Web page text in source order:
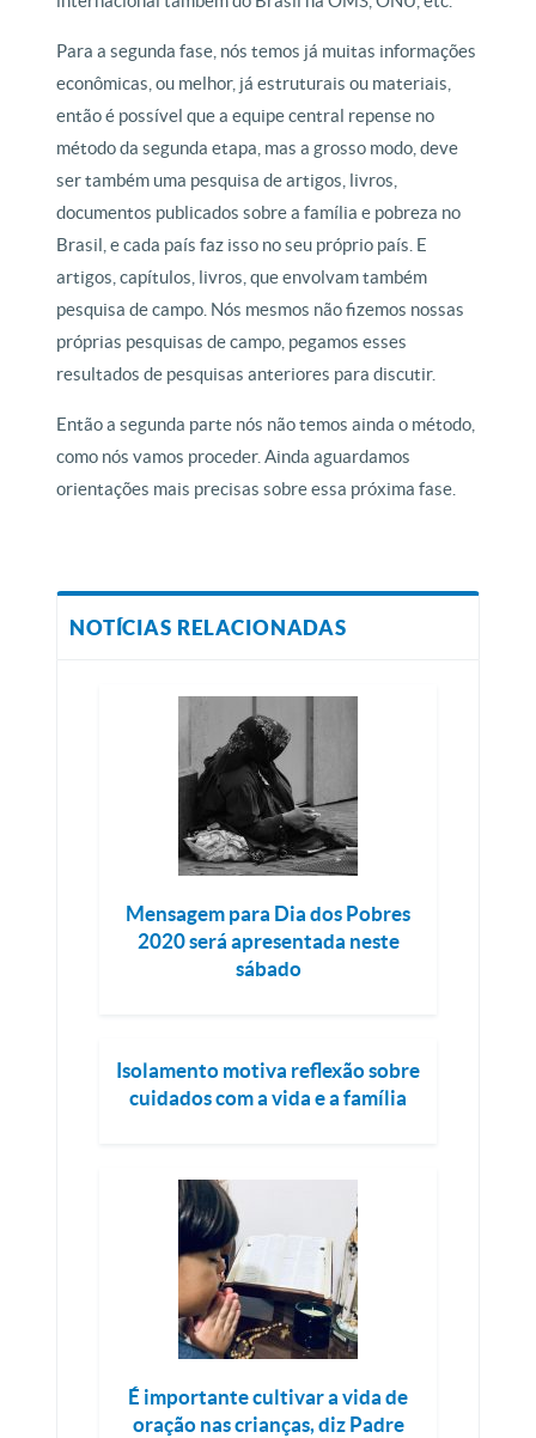
Para a segunda fase, nós temos já muitas informações
econômicas, ou melhor, já estruturais ou materiais,
então é possível que a equipe central repense no
método da segunda etapa, mas a grosso modo, deve
ser também uma pesquisa de artigos, livros,
documentos publicados sobre a família e pobreza no
Brasil, e cada país faz isso no seu próprio país. E
artigos, capítulos, livros, que envolvam também
pesquisa de campo. Nós mesmos não fizemos nossas
próprias pesquisas de campo, pegamos esses
resultados de pesquisas anteriores para discutir.
Então a segunda parte nós não temos ainda o método,
como nós vamos proceder. Ainda aguardamos
orientações mais precisas sobre essa próxima fase.
NOTÍCIAS RELACIONADAS
Mensagem para Dia dos Pobres
2020 será apresentada neste
sábado
Isolamento motiva reflexão sobre
cuidados com a vida e a família
É importante cultivar a vida de
oração nas crianças, diz Padre